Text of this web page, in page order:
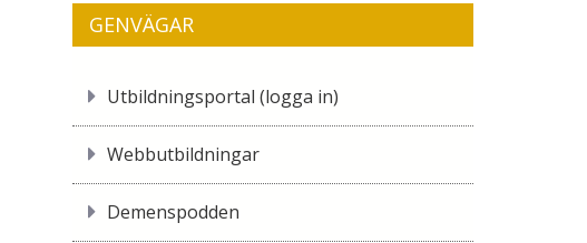
GENVÄGAR
Utbildningsportal (logga in)
Webbutbildningar
Demenspodden